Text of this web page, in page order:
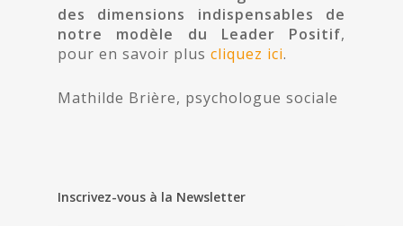
des dimensions indispensables de
notre modèle du Leader Positif,
pour en savoir plus cliquez ici.
Mathilde Brière, psychologue sociale
Inscrivez-vous à la Newsletter